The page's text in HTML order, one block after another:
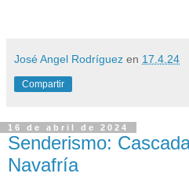
José Angel Rodríguez en 17.4.24
Compartir
16 de abril de 2024
Senderismo:
Navafría